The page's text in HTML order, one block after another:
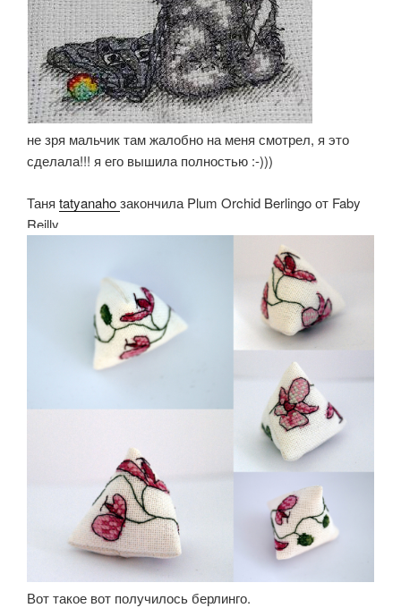
не зря мальчик там жалобно на меня смотрел, я это
сделала!!! я его вышила полностью :-)))
Таня tatyanahoзакончила Plum Orchid Berlingo от Faby
Reilly
Вот такое вот получилось берлинго.